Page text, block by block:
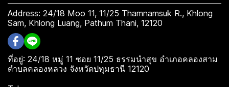
Address: 24/18 Moo 11, 11/25 Thamnamsuk R., Khlong
Sam, Khlong Luang, Pathum Thani, 12120
ที่อยู่: 24/18 หมู่ 11 ซอย 11/25 ธรรมนำสุข อำเภอคลองสาม
ตำบลคลองหลวง จังหวัดปทุมธานี 12120